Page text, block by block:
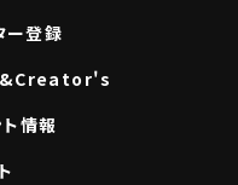
ー登録
情報